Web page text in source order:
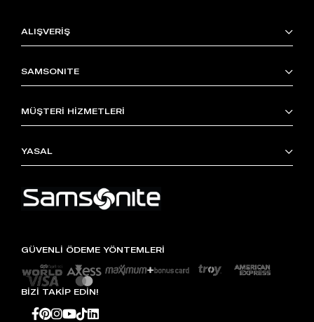
ALIŞVERİŞ
SAMSONITE
MÜŞTERİ HİZMETLERİ
YASAL
GÜVENLİ ÖDEME YÖNTEMLERİ
BİZİ TAKİP EDİN!